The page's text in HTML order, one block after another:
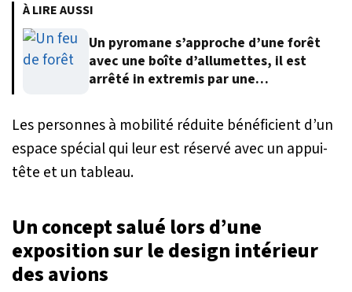
À LIRE AUSSI
Un pyromane s’approche d’une forêt
avec une boîte d’allumettes, il est
arrêté in extremis par une
Les personnes à mobilité réduite bénéficient d’un
espace spécial qui leur est réservé avec un appui-
tête et un tableau.
Un concept salué lors d’une
exposition sur le design intérieur
des avions